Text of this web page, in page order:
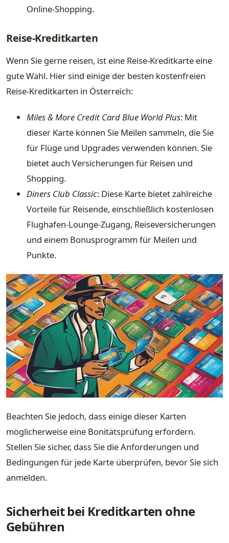
Online-Shopping.
Reise-Kreditkarten
Wenn Sie gerne reisen, ist eine Reise-Kreditkarte eine
gute Wahl. Hier sind einige der besten kostenfreien
Reise-Kreditkarten in Österreich:
Miles & More Credit Card Blue World Plus: Mit
dieser Karte können Sie Meilen sammeln, die Sie
für Flüge und Upgrades verwenden können. Sie
bietet auch Versicherungen für Reisen und
Shopping.
Diners Club Classic: Diese Karte bietet zahlreiche
Vorteile für Reisende, einschließlich kostenlosen
Flughafen-Lounge-Zugang, Reiseversicherungen
und einem Bonusprogramm für Meilen und
Punkte.
Beachten Sie jedoch, dass einige dieser Karten
möglicherweise eine Bonitätsprüfung erfordern.
Stellen Sie sicher, dass Sie die Anforderungen und
Bedingungen für jede Karte überprüfen, bevor Sie sich
anmelden.
Sicherheit bei Kreditkarten ohne
Gebühren